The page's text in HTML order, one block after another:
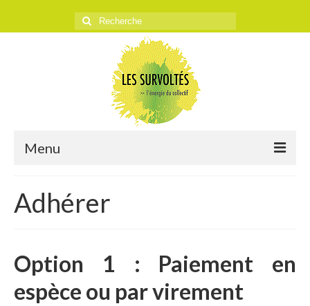
Rechercher
:
Menu
L’ASSOCIATION
Objectifs
Presse
Adhérer
Option 1 : Paiement en
espèce ou par virement